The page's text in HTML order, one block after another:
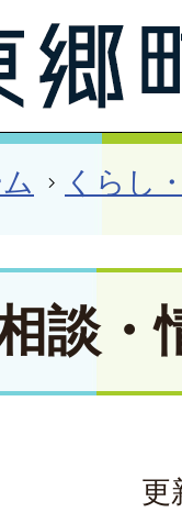
くらし
談・
更